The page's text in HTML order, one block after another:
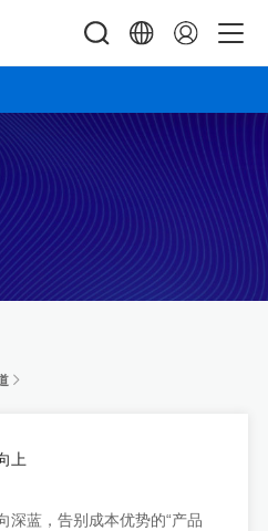
上
深蓝，告别成本优势的“产品